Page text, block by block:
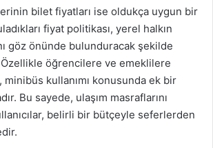
bilet fiyatları ise oldukça uygun bir
fiyat politikası, yerel halkın
göz önünde bulunduracak şekilde
öğrencilere ve emeklilere
kullanımı konusunda ek bir
Bu sayede, ulaşım masraflarını
belirli bir bütçeyle seferlerden